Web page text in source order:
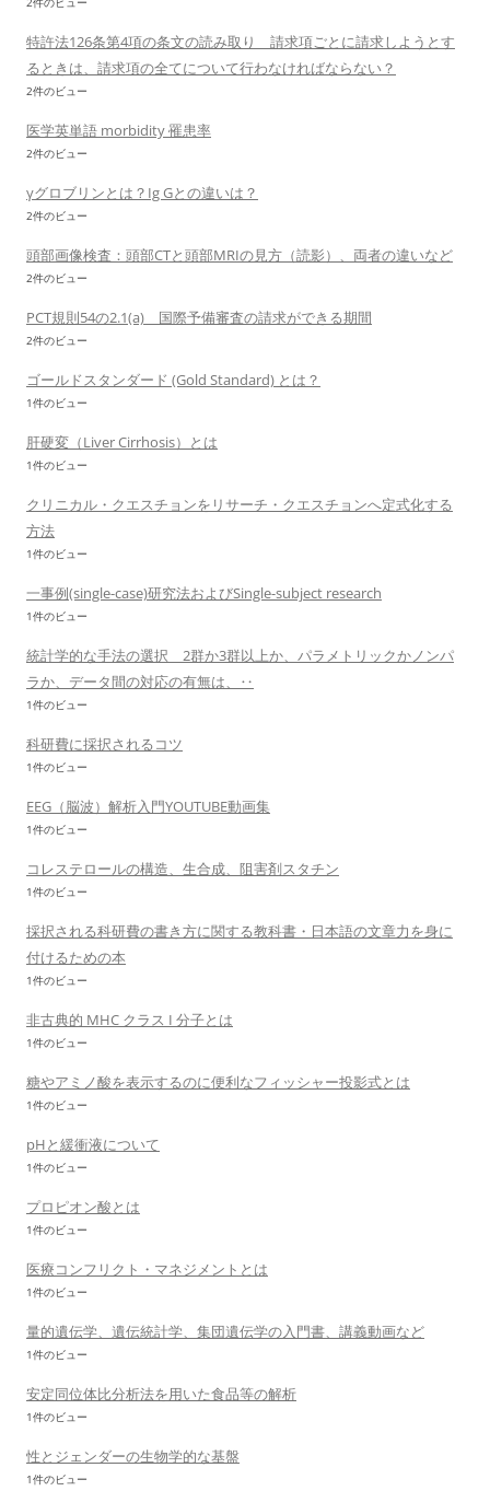
特許法126条第4項の条文の読み取り 請求項ごとに請求しようとす
るときは、請求項の全てについて行わなければならない？
2件のビュー
医学英単語 morbidity 罹患率
2件のビュー
γグロブリンとは？Ig Gとの違いは？
2件のビュー
頭部画像検査：頭部CTと頭部MRIの見方（読影）、両者の違いなど
2件のビュー
PCT規則54の2.1(a) 国際予備審査の請求ができる期間
2件のビュー
ゴールドスタンダード (Gold Standard) とは？
1件のビュー
肝硬変（Liver Cirrhosis）とは
1件のビュー
クリニカル・クエスチョンをリサーチ・クエスチョンへ定式化する
方法
1件のビュー
一事例(single-case)研究法およびSingle-subject research
1件のビュー
統計学的な手法の選択 2群か3群以上か、パラメトリックかノンパ
ラか、データ間の対応の有無は、‥
1件のビュー
科研費に採択されるコツ
1件のビュー
EEG（脳波）解析入門YOUTUBE動画集
1件のビュー
コレステロールの構造、生合成、阻害剤スタチン
1件のビュー
採択される科研費の書き方に関する教科書・日本語の文章力を身に
付けるための本
1件のビュー
非古典的 MHC クラス I 分子とは
1件のビュー
糖やアミノ酸を表示するのに便利なフィッシャー投影式とは
1件のビュー
pHと緩衝液について
1件のビュー
プロピオン酸とは
1件のビュー
医療コンフリクト・マネジメントとは
1件のビュー
量的遺伝学、遺伝統計学、集団遺伝学の入門書、講義動画など
1件のビュー
安定同位体比分析法を用いた食品等の解析
1件のビュー
性とジェンダーの生物学的な基盤
1件のビュー